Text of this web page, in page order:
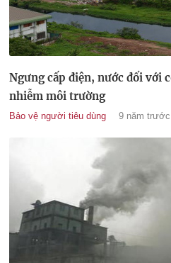
Ngưng cấp điện, nước đối với
nhiễm môi trường
Bảo vệ người tiêu dùng 9 năm trước